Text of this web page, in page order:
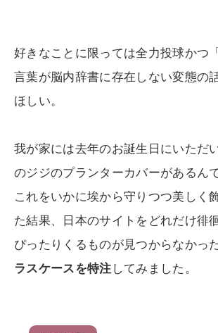
好きなことに限っては全力投球かつ
言葉が脳内辞書に存在しない変態の
ほしい。
我が家には去年のお誕生日にいただ
のジジのプランターカバーがあるん
これをいかに埃から守りつつ美しく
た結果、日本のサイトをどれだけ徘
ぴったりくるものが見つからなかっ
ラスケースを特注 してみました。